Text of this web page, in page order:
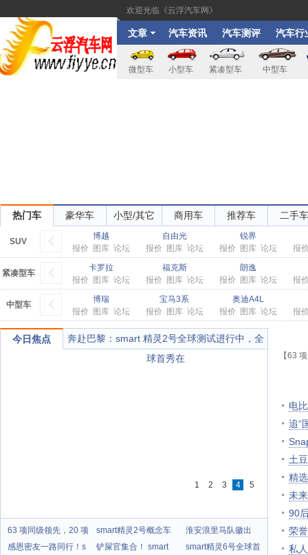
欢迎光临《云浮汽车网》
文章 汽车资讯 汽车测评 汽车行
微型车 小型车 紧凑型车 中型车
热门车 豪华车 小型/其它 商用车 推荐车 二手车
SUV
博越
报价
图库 论坛
自由光
报价
图库 论坛
锐界
报价
图库 论坛 报
紧凑型车
卡罗拉
报价
图库 论坛
福克斯
报价
图库 论坛
朗逸
报价
图库 论坛 报
中型车
博瑞
报价
图库 论坛
宝马3系
报价
图库 论坛
奥迪A4L
报价
图库 论坛 报
今日焦点
奔赴巴黎：smart 精灵2号全球测试进行中，全
球首秀在
电
1 2 3 4 5
63 项同级领先，20 项 smart精灵2号概念车
淮安浪里马队徽出
圈，
感恩密友一路同行！s
铲屎官集合！ smart
smart精灵6号全球首
【63
电
追“
土
精
未
90
荣
私